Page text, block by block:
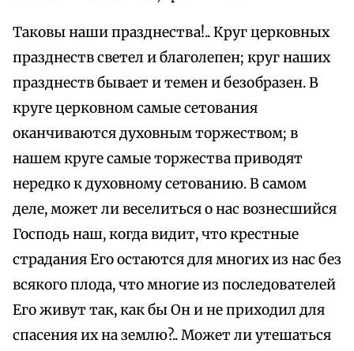
Таковы наши празднества!.. Круг церковных
празднеств светел и благолепен; круг наших
празднеств бывает и темен и безобразен. В
круге церковном самые сетования
оканчиваются духовным торжеством; в
нашем круге самые торжества приводят
нередко к духовному сетованию. В самом
деле, может ли веселиться о нас вознесшийся
Господь наш, когда видит, что крестные
страдания Его остаются для многих из нас без
всякого плода, что многие из последователей
Его живут так, как бы Он и не приходил для
спасения их на землю?.. Может ли утешаться